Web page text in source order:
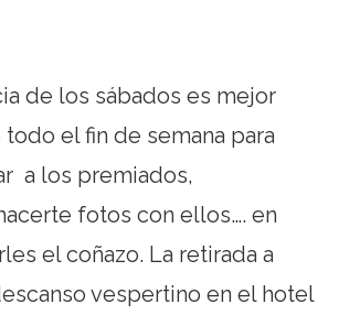
de los sábados es mejor
el fin de semana para
a los premiados,
fotos con ellos…. en
el coñazo. La retirada a
vespertino en el hotel